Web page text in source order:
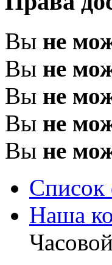
Вы не
Вы не
Вы не
Вы не
Вы не
Список
Наша